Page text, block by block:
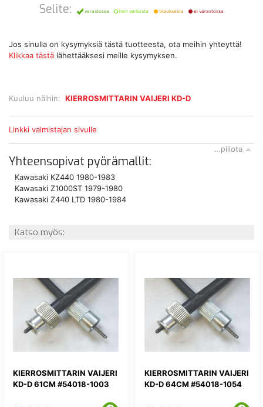
Kuuluu näihin: KIERROSMITTARIN VAIJERI KD-D
Selite: varastossa heti verkosta tilauksesta ei varastossa
Jos sinulla on kysymyksiä tästä tuotteesta, ota meihin yhteyttä!
Klikkaa tästä lähettääksesi meille kysymyksen.
Linkki valmistajan sivulle
…piilota
Yhteensopivat pyörämallit:
Kawasaki KZ440 1980-1983
Kawasaki Z1000ST 1979-1980
Kawasaki Z440 LTD 1980-1984
Katso myös:
KIERROSMITTARIN VAIJERI
KD-D 61CM #54018-1003
KIERROSMITTARIN VAIJERI
KD-D 64CM #54018-1054